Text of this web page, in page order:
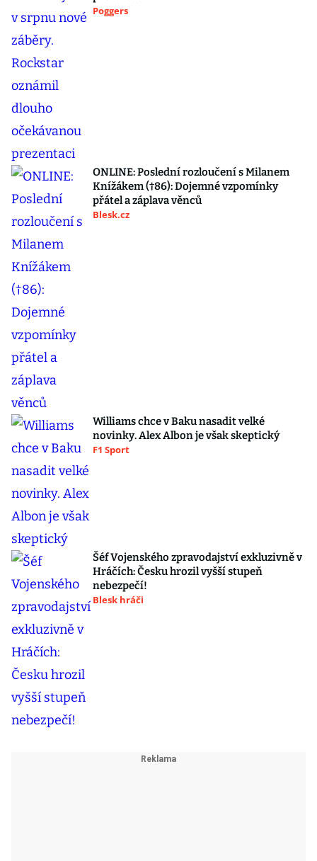
Poggers
ONLINE: Poslední rozloučení s Milanem
Knížákem (†86): Dojemné vzpomínky
přátel a záplava věnců
Blesk.cz
Williams chce v Baku nasadit velké
novinky. Alex Albon je však skeptický
F1 Sport
Šéf Vojenského zpravodajství exkluzivně v
Hráčích: Česku hrozil vyšší stupeň
nebezpečí!
Blesk hráči